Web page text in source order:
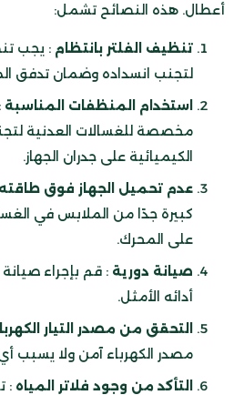
أعطال. هذه النصائح تشمل:
تنظيف الفلتر بانتظام : يجب
لتجنب انسداده وضمان تدفق
استخدام المنظفات المناسبة
مخصصة للغسالات العدنية
الكيميائية على جدران الجهاز.
عدم تحميل الجهاز فوق طاقته
كبيرة جدًا من الملابس في
على المحرك.
صيانة دورية : قم بإجراء
أدائه الأمثل.
التحقق من مصدر التيار
مصدر الكهرباء آمن ولا يسبب أي
التأكد من وجود فلاتر المياه :